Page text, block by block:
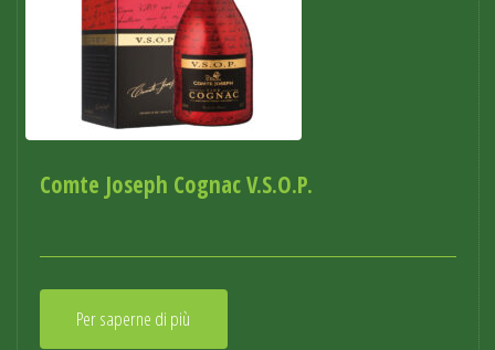
Comte Joseph Cognac V.S.O.P.
Per saperne di più